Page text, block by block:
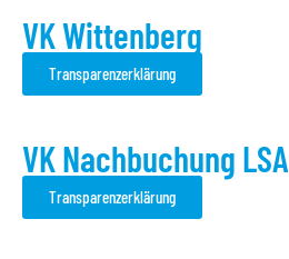
VK Wittenberg
Transparenzerklärung
VK Nachbuchung LSA
Transparenzerklärung